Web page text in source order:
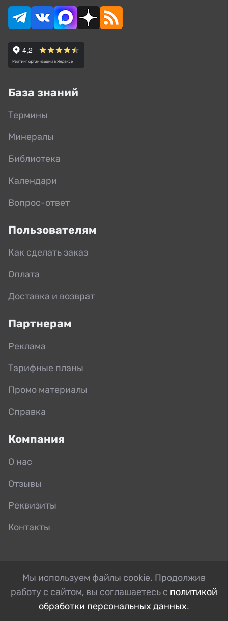
База знаний
Термины
Минералы
Библиотека
Календари
Вопрос-ответ
Пользователям
Как сделать заказ
Оплата
Доставка и возврат
Партнерам
Реклама
Тарифные планы
Промо материалы
Справка
Компания
О нас
Отзывы
Реквизиты
Контакты
Мы используем файлы cookie. Продолжив
работу с сайтом, вы соглашаетесь с политикой
обработки персональных данных.